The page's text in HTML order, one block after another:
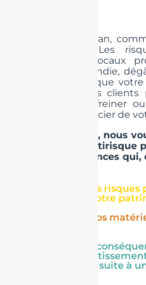
Vous êtes artisan,
d’entreprise… Les
exposés vos locaux
matériels (incendie,
glaces…) ainsi que
vis-à-vis de vos
sinistre, vous freiner
l’équilibre financier de
C’est pourquoi, nous
assurance multirisque
Abeille Assurances qui,
Couvre vos
protège votre
garantit vos
limite les
d'un
d'activité, suite à